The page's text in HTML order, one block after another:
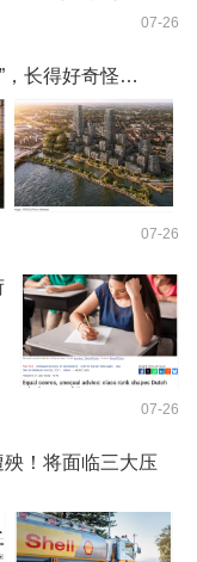
07-26
，长得好奇怪…
07-26
07-26
！将面临三大压